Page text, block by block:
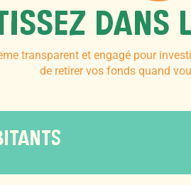
memeS
memeS DANS
transparent et engagé pour
de retirer vos fonds quand